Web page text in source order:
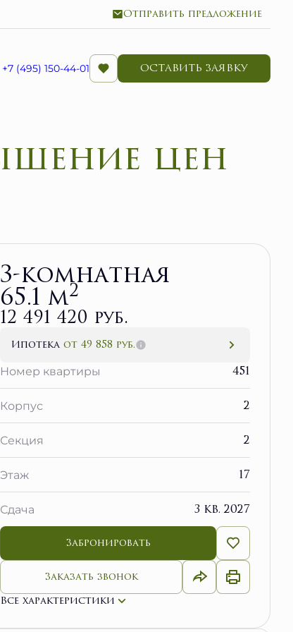
Отправить предложение
+7 (495) 150-44-01 ОСТАВИТЬ ЗАЯВКУ
3-комнатная
65.1 м2
12 491 420 руб.
Ипотека от 49 858 руб.
Номер квартиры
451
Корпус 2
Секция 2
Этаж 17
Сдача 3 кв. 2027
Забронировать
Заказать звонок
Все характеристики